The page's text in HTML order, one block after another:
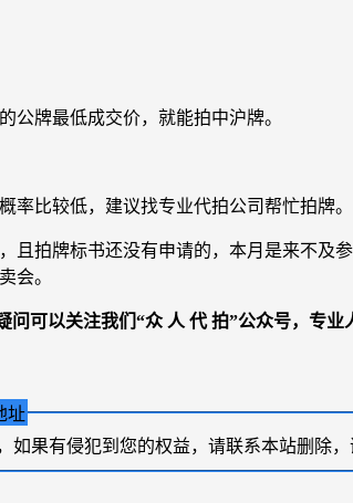
公牌最低成交价，就能拍中沪牌。
比较低，建议找专业代拍公司帮忙拍牌。
且拍牌标书还没有申请的，本月是来不及
会。
可以关注我们“众 人 代 拍”公众号，专业
址
如果有侵犯到您的权益，请联系本站删除，